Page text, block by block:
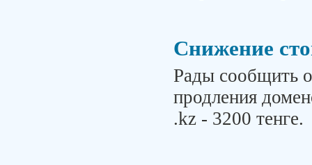
Снижение
Рады сообщить
продления
.kz - 3200 тенге.